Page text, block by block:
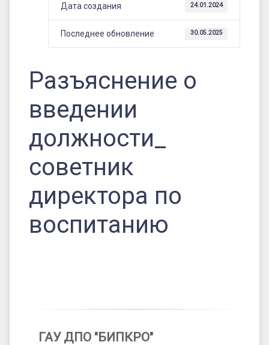
Дата создания 24.01.2024
Последнее обновление 30.05.2025
Разъяснение о
введении
должности_
советник
директора по
воспитанию
ГАУ ДПО "БИПКРО"